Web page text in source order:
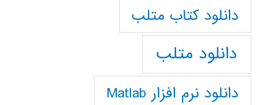
دانلود كتاب متلب
دانلود متلب
دانلود نرم افزار Matlab